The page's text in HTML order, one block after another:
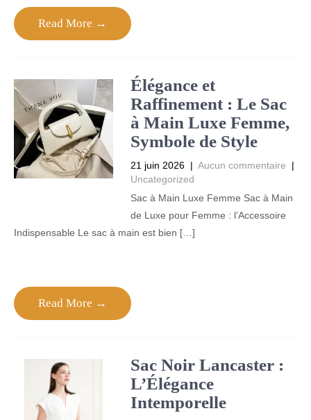
Read More →
Élégance et
Raffinement : Le Sac
à Main Luxe Femme,
Symbole de Style
21 juin 2026 | Aucun commentaire
|
Uncategorized
Sac à Main Luxe Femme Sac à Main
de Luxe pour Femme : l’Accessoire
Indispensable Le sac à main est bien […]
Read More →
Sac Noir Lancaster :
L’Élégance
Intemporelle